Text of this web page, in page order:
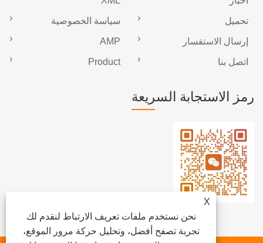
X
نحن نستخدم ملفات تعريف الارتباط لنقدم لك
تجربة تصفح أفضل، وتحليل حركة مرور الموقع،
تحميل
إرسال الاستفسار
اتصل بنا
سياسة الخصوصية
AMP
Product
رمز الاستجابة السريعة